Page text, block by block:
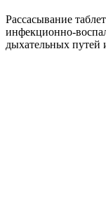
Рассасывание
инфекционно-
дыхательных путей